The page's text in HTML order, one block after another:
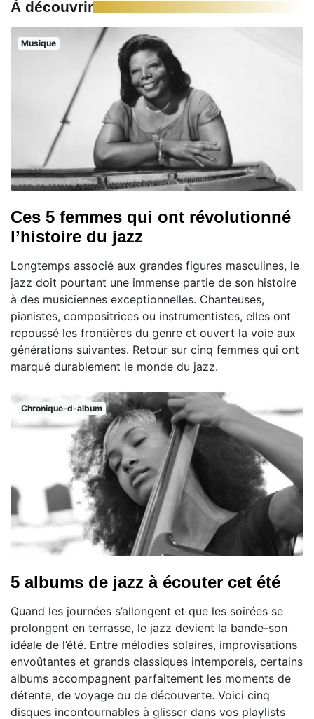
À découvrir
Musique
Ces 5 femmes qui ont révolutionné
l’histoire du jazz
Longtemps associé aux grandes figures masculines, le
jazz doit pourtant une immense partie de son histoire
à des musiciennes exceptionnelles. Chanteuses,
pianistes, compositrices ou instrumentistes, elles ont
repoussé les frontières du genre et ouvert la voie aux
générations suivantes. Retour sur cinq femmes qui ont
marqué durablement le monde du jazz.
Chronique-d-album
5 albums de jazz à écouter cet été
Quand les journées s’allongent et que les soirées se
prolongent en terrasse, le jazz devient la bande-son
idéale de l’été. Entre mélodies solaires, improvisations
envoûtantes et grands classiques intemporels, certains
albums accompagnent parfaitement les moments de
détente, de voyage ou de découverte. Voici cinq
disques incontournables à glisser dans vos playlists